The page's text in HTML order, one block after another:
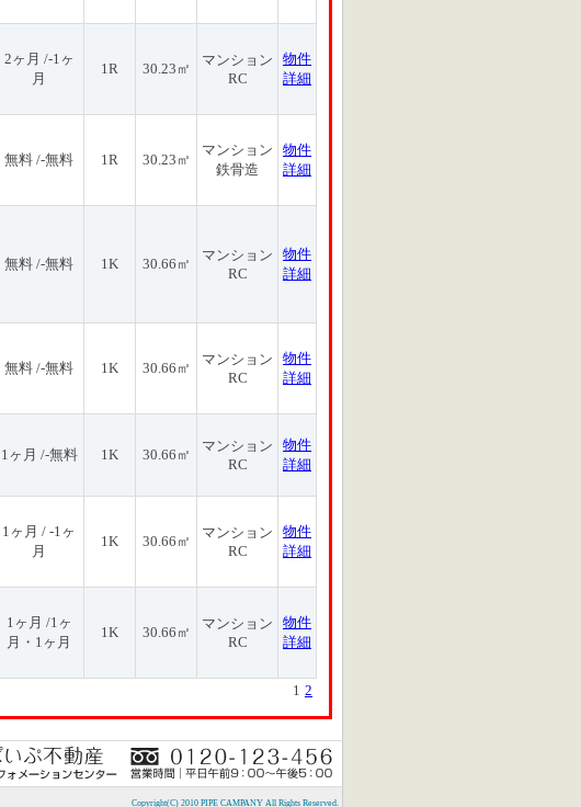
2ヶ月 /-1ヶ
月
1R 30.23㎡
マンション
RC
物件
詳細
無料 /-無料 1R 30.23㎡
マンション
鉄骨造
物件
詳細
無料 /-無料 1K 30.66㎡
マンション
RC
物件
詳細
無料 /-無料 1K 30.66㎡
マンション
RC
物件
詳細
1ヶ月 /-無料 1K 30.66㎡
マンション
RC
物件
詳細
1ヶ月 / -1ヶ
月
1K 30.66㎡
マンション
RC
物件
詳細
1ヶ月 /1ヶ
月・1ヶ月
1K 30.66㎡
マンション
RC
物件
詳細
1 2
Copyright(C) 2010 PIPE CAMPANY All Rights Reserved.